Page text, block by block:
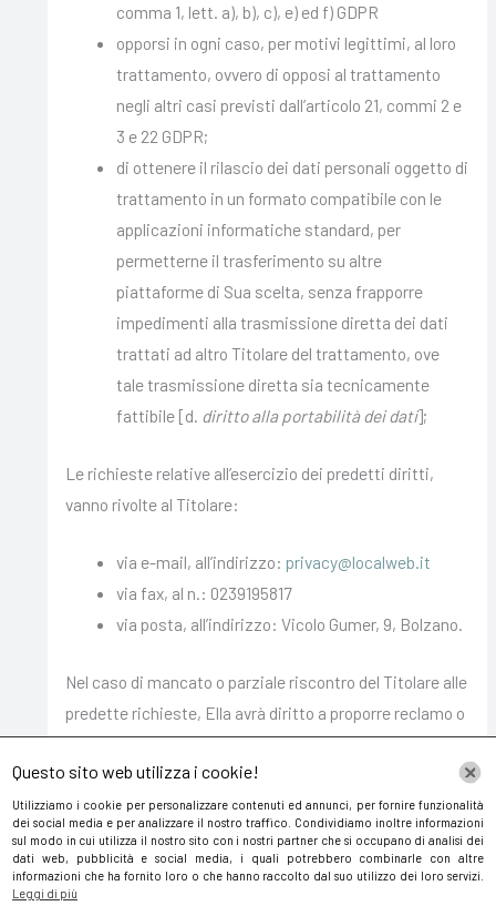
comma 1, lett. a), b), c), e) ed f) GDPR
opporsi in ogni caso, per motivi legittimi, al loro
trattamento, ovvero di opposi al trattamento
negli altri casi previsti dall’articolo 21, commi 2 e
3 e 22 GDPR;
di ottenere il rilascio dei dati personali oggetto di
trattamento in un formato compatibile con le
applicazioni informatiche standard, per
permetterne il trasferimento su altre
piattaforme di Sua scelta, senza frapporre
impedimenti alla trasmissione diretta dei dati
trattati ad altro Titolare del trattamento, ove
tale trasmissione diretta sia tecnicamente
fattibile [d. diritto alla portabilità dei dati];
Le richieste relative all’esercizio dei predetti diritti,
vanno rivolte al Titolare:
via e-mail, all’indirizzo: privacy@localweb.it
via fax, al n.: 0239195817
via posta, all’indirizzo: Vicolo Gumer, 9, Bolzano.
Nel caso di mancato o parziale riscontro del Titolare alle
predette richieste, Ella avrà diritto a proporre reclamo o
ricorso al Garante per la protezione dei dati personali nei
termini e secondo le modalità previste dalla normativa
Europea e nazionale applicabile.
Data ultima revisione: 24-10-2023
Questo sito web utilizza i cookie!
Utilizziamo i cookie per personalizzare contenuti ed annunci, per fornire funzionalità
dei social media e per analizzare il nostro traffico. Condividiamo inoltre informazioni
sul modo in cui utilizza il nostro sito con i nostri partner che si occupano di analisi dei
dati web, pubblicità e social media, i quali potrebbero combinarle con altre
informazioni che ha fornito loro o che hanno raccolto dal suo utilizzo dei loro servizi.
Leggi di più